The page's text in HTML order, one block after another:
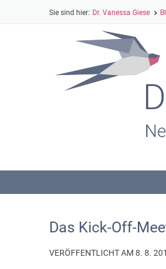
Dr. Vanessa Giese
Das Kick-Off-
VERÖFFENTLICHT AM 8. 8.